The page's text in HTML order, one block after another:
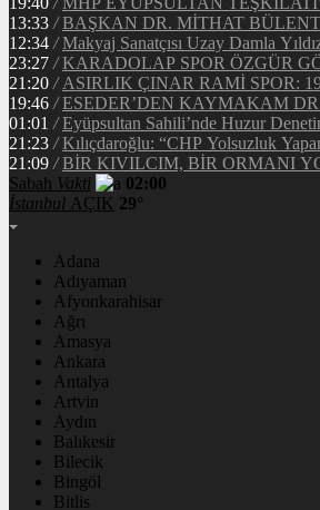
13:33 / BAŞKAN DR. MİTHAT
12:34 / Makyaj Sanatçısı Uzay Damla
23:27 / KARADOLAP SPOR ÖZGÜR
21:20 / ASIRLIK ÇINAR RAMİ SPOR:
19:46 / ESEDER’DEN KAYMAKAM
01:01 / Eyüpsultan Sahili’nde Huzur
21:23 / Kılıçdaroğlu: “CHP Yolsuzluk
21:09 / BİR KIVILCIM, BİR ORMANI
Sabah Vakti
02:00
İstanbul AÇIK 29°
Adana
Adıyaman
Afyonkarahisar
Ağrı
Amasya
Ankara
Antalya
Artvin
Aydın
Balıkesir
Bilecik
Bingöl
Bitlis